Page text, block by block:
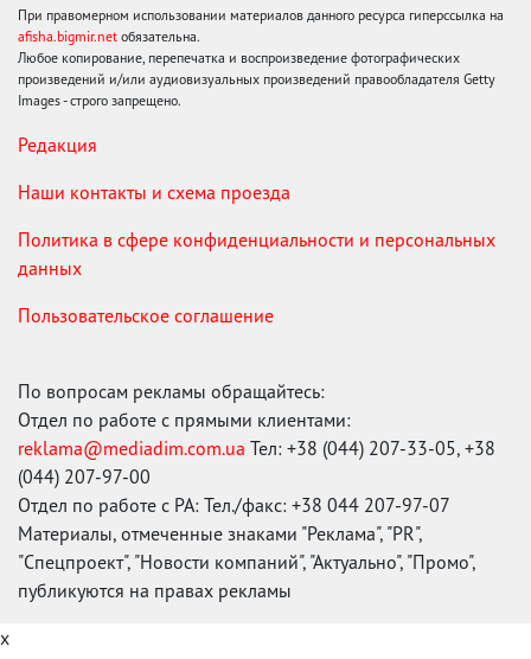
При правомерном использовании материалов данного ресурса гиперссылка на
afisha.bigmir.net обязательна.
Любое копирование, перепечатка и воспроизведение фотографических
произведений и/или аудиовизуальных произведений правообладателя Getty
Images - строго запрещено.
Редакция
Наши контакты и схема проезда
Политика в сфере конфиденциальности и персональных
данных
Пользовательское соглашение
По вопросам рекламы обращайтесь:
Отдел по работе с прямыми клиентами:
reklama@mediadim.com.ua Тел: +38 (044) 207-33-05, +38
(044) 207-97-00
Отдел по работе с РА: Тел./факс: +38 044 207-97-07
Материалы, отмеченные знаками "Реклама", "PR",
"Спецпроект", "Новости компаний", "Актуально", "Промо",
публикуются на правах рекламы
x